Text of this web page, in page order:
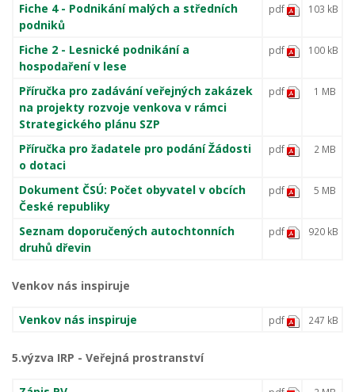
Fiche 4 - Podnikání malých a středních
podniků
pdf 103 kB
Fiche 2 - Lesnické podnikání a
hospodaření v lese
pdf 100 kB
Příručka pro zadávání veřejných zakázek
na projekty rozvoje venkova v rámci
Strategického plánu SZP
pdf 1 MB
Příručka pro žadatele pro podání Žádosti
o dotaci
pdf 2 MB
Dokument ČSÚ: Počet obyvatel v obcích
České republiky
pdf 5 MB
Seznam doporučených autochtonních
druhů dřevin
pdf 920 kB
Venkov nás inspiruje
Venkov nás inspiruje pdf 247 kB
5.výzva IRP - Veřejná prostranství